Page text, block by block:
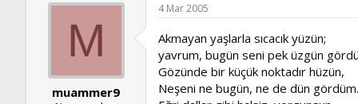
M
muammer9
4 Mar 2005
Akmayan yaşlarla sıcacık yüzün;
yavrum, bugün seni pek üzgün
Gözünde bir küçük noktadır hüzün,
Neşeni ne bugün, ne de dün gördüm.